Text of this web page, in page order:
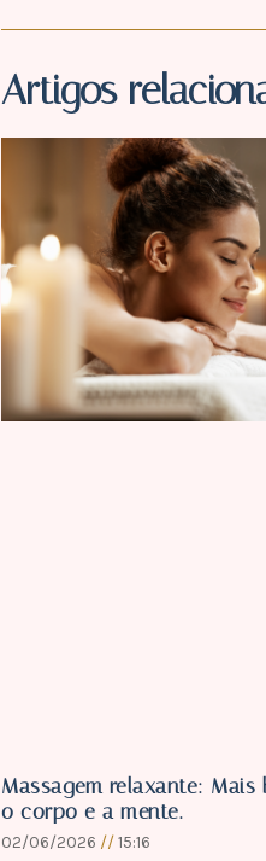
Artigos
Massagem relaxante: Mais
o corpo e a mente.
02/06/2026 15:16